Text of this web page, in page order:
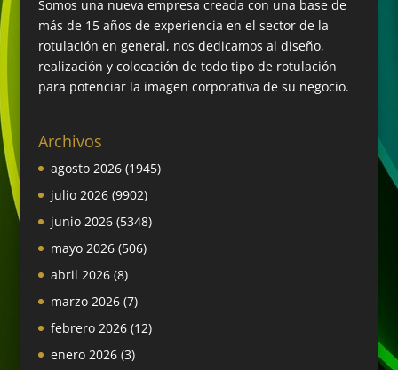
Somos una nueva empresa creada con una base de
más de 15 años de experiencia en el sector de la
rotulación en general, nos dedicamos al diseño,
realización y colocación de todo tipo de rotulación
para potenciar la imagen corporativa de su negocio.
Archivos
agosto 2026(1945)
julio 2026(9902)
junio 2026(5348)
mayo 2026(506)
abril 2026(8)
marzo 2026(7)
febrero 2026(12)
enero 2026(3)